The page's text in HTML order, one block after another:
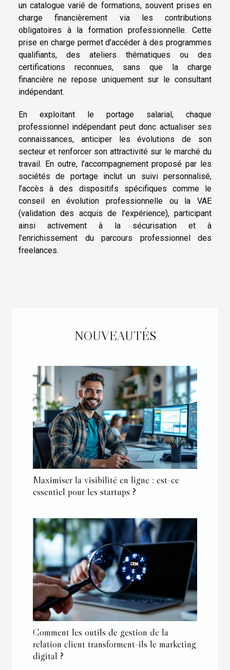
un catalogue varié de formations, souvent prises en
charge financièrement via les contributions
obligatoires à la formation professionnelle. Cette
prise en charge permet d’accéder à des programmes
qualifiants, des ateliers thématiques ou des
certifications reconnues, sans que la charge
financière ne repose uniquement sur le consultant
indépendant.
En exploitant le portage salarial, chaque
professionnel indépendant peut donc actualiser ses
connaissances, anticiper les évolutions de son
secteur et renforcer son attractivité sur le marché du
travail. En outre, l’accompagnement proposé par les
sociétés de portage inclut un suivi personnalisé,
l’accès à des dispositifs spécifiques comme le
conseil en évolution professionnelle ou la VAE
(validation des acquis de l’expérience), participant
ainsi activement à la sécurisation et à
l’enrichissement du parcours professionnel des
freelances.
NOUVEAUTÉS
Maximiser la visibilité en ligne : est-ce
essentiel pour les startups ?
Comment les outils de gestion de la
relation client transforment-ils le marketing
digital ?